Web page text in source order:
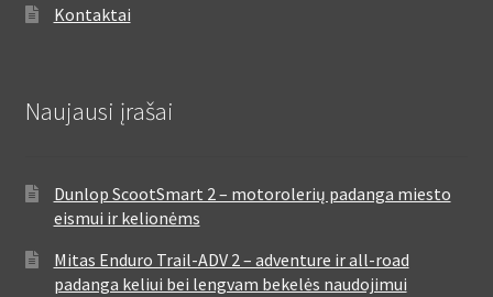
Kontaktai
Naujausi įrašai
Dunlop ScootSmart 2 – motorolerių padanga miesto
eismui ir kelionėms
Mitas Enduro Trail-ADV 2 – adventure ir all-road
padanga keliui bei lengvam bekelės naudojimui